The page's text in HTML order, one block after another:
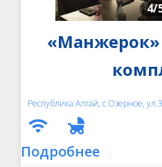
4/
Республика Алтай, с.Озерное,
Подробнее